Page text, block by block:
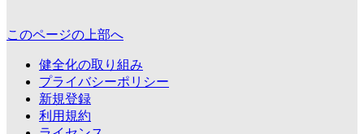
このページの上部へ
健全化の取り組み
プライバシーポリシー
新規登録
利用規約